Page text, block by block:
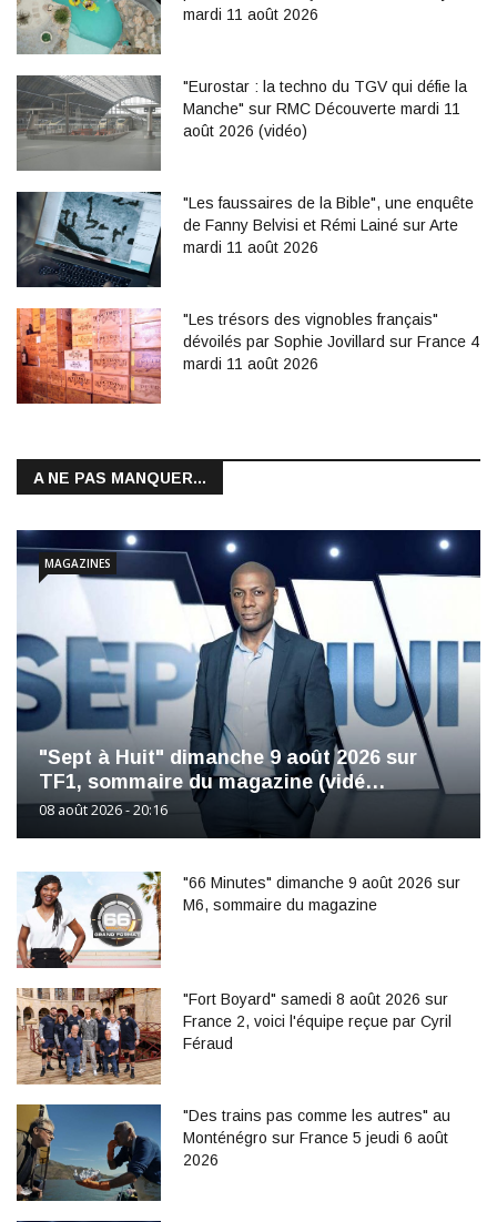
mardi 11 août 2026
"Eurostar : la techno du TGV qui défie la
Manche" sur RMC Découverte mardi 11
août 2026 (vidéo)
"Les faussaires de la Bible", une enquête
de Fanny Belvisi et Rémi Lainé sur Arte
mardi 11 août 2026
"Les trésors des vignobles français"
dévoilés par Sophie Jovillard sur France 4
mardi 11 août 2026
A NE PAS MANQUER...
"Sept à Huit" dimanche 9 août 2026 sur
TF1, sommaire du magazine (vidé…
08 août 2026 - 20:16
MAGAZINES
"66 Minutes" dimanche 9 août 2026 sur
M6, sommaire du magazine
"Fort Boyard" samedi 8 août 2026 sur
France 2, voici l'équipe reçue par Cyril
Féraud
"Des trains pas comme les autres" au
Monténégro sur France 5 jeudi 6 août
2026